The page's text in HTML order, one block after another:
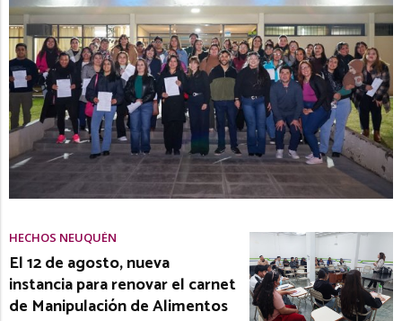
HECHOS NEUQUÉN
El 12 de agosto, nueva
instancia para renovar el carnet
de Manipulación de Alimentos